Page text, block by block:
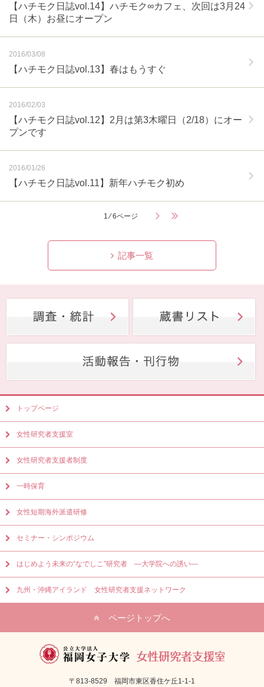
【ハチモク日誌vol.14】ハチモク∞カフェ、次回は3月24
日（木）お昼にオープン
2016/03/08
【ハチモク日誌vol.13】春はもうすぐ
2016/02/03
【ハチモク日誌vol.12】2月は第3木曜日（2/18）にオー
プンです
2016/01/26
【ハチモク日誌vol.11】新年ハチモク初め
1 ⁄ 6ページ
記事一覧
トップページ
女性研究者支援室
女性研究者支援者制度
一時保育
女性短期海外派遣研修
セミナー・シンポジウム
はじめよう未来の“なでしこ”研究者 ―大学院への誘い―
九州・沖縄アイランド 女性研究者支援ネットワーク
ページトップへ
〒813-8529 福岡市東区香住ケ丘1-1-1